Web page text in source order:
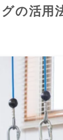
の活用